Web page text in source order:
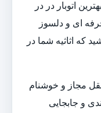
اتوبار در در
ای و دلسوز
که اثاثیه شما در
مجاز و خوشنام
و جابجایی